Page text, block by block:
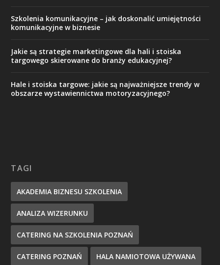
Szkolenia komunikacyjne – jak doskonalić umiejętności
komunikacyjne w biznesie
Jakie są strategie marketingowe dla hali i stoiska
targowego skierowane do branży edukacyjnej?
Hale i stoiska targowe: jakie są najważniejsze trendy w
obszarze wystawiennictwa motoryzacyjnego?
TAGI
AKADEMIA BIZNESU SZKOLENIA
ANALIZA WIZERUNKU
CATERING NA SZKOLENIA POZNAŃ
CATERING POZNAŃ HALA NAMIOTOWA UŻYWANA